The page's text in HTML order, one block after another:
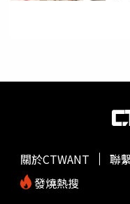
關於CTWANT 聯
發燒熱搜